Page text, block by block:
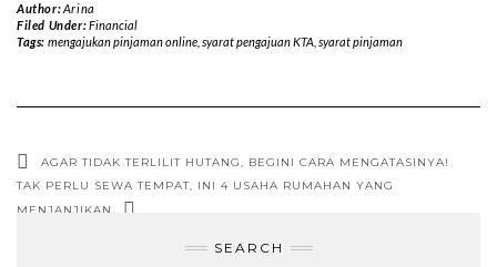
Author:Arina
Filed Under:Financial
Tags: mengajukan pinjaman online, syarat pengajuan KTA, syarat pinjaman
AGAR TIDAK TERLILIT HUTANG, BEGINI CARA MENGATASINYA!
TAK PERLU SEWA TEMPAT, INI 4 USAHA RUMAHAN YANG
MENJANJIKAN
SEARCH